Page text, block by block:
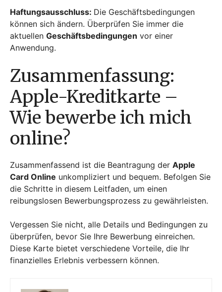
Haftungsausschluss: Die Geschäftsbedingungen
können sich ändern. Überprüfen Sie immer die
aktuellen Geschäftsbedingungen vor einer
Anwendung.
Zusammenfassung:
Apple-Kreditkarte –
Wie bewerbe ich mich
online?
Zusammenfassend ist die Beantragung der Apple
Card Online unkompliziert und bequem. Befolgen Sie
die Schritte in diesem Leitfaden, um einen
reibungslosen Bewerbungsprozess zu gewährleisten.
Vergessen Sie nicht, alle Details und Bedingungen zu
überprüfen, bevor Sie Ihre Bewerbung einreichen.
Diese Karte bietet verschiedene Vorteile, die Ihr
finanzielles Erlebnis verbessern können.